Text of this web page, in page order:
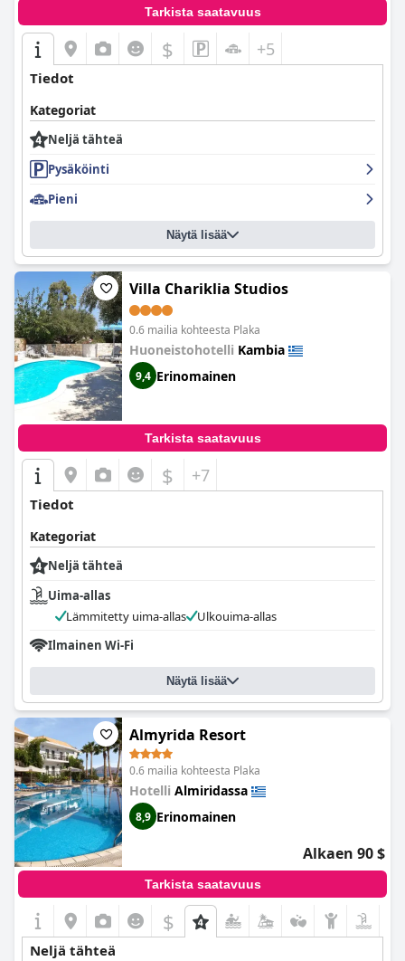
Tarkista saatavuus
$ +5
Tiedot
Kategoriat
Neljä tähteä
Pysäköinti
Pieni
Näytä lisää
Villa Chariklia Studios
0.6 mailia kohteesta Plaka
Huoneistohotelli Kambia
9,4 Erinomainen
Tarkista saatavuus
$ +7
Tiedot
Kategoriat
Neljä tähteä
Uima-allas
Lämmitetty uima-allas
Ulkouima-allas
Ilmainen Wi-Fi
Näytä lisää
Almyrida Resort
0.6 mailia kohteesta Plaka
Hotelli Almiridassa
8,9 Erinomainen
Alkaen 90 $
Tarkista saatavuus
$
Neljä tähteä